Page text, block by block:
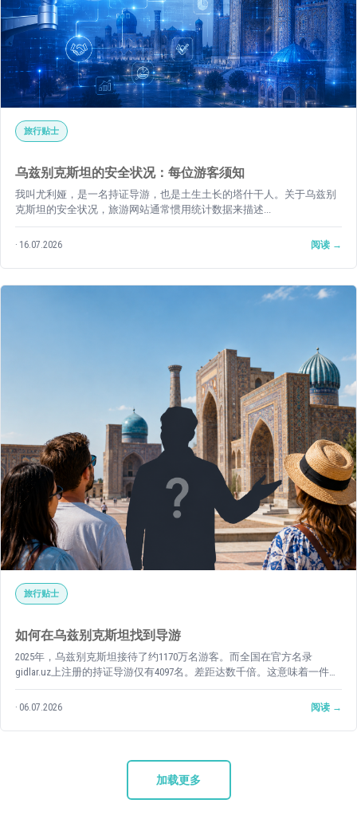
旅行贴士
乌兹别克斯坦的安全状况：每位游客须知
我叫尤利娅，是一名持证导游，也是土生土长的塔什干人。关于乌兹别
克斯坦的安全状况，旅游网站通常惯用统计数据来描述...
16.07.2026 阅读
旅行贴士
如何在乌兹别克斯坦找到导游
2025年，乌兹别克斯坦接待了约1170万名游客。而全国在官方名录
gidlar.uz上注册的持证导游仅有4097名。差距达数千倍。这意味着一件
事：如果您在旺季出行并打算请导游，必须提前安排好——而不是落地后
再说。 但让我们从头说起——先弄清楚您是否真的需要导游。html
06.07.2026 阅读
加载更多